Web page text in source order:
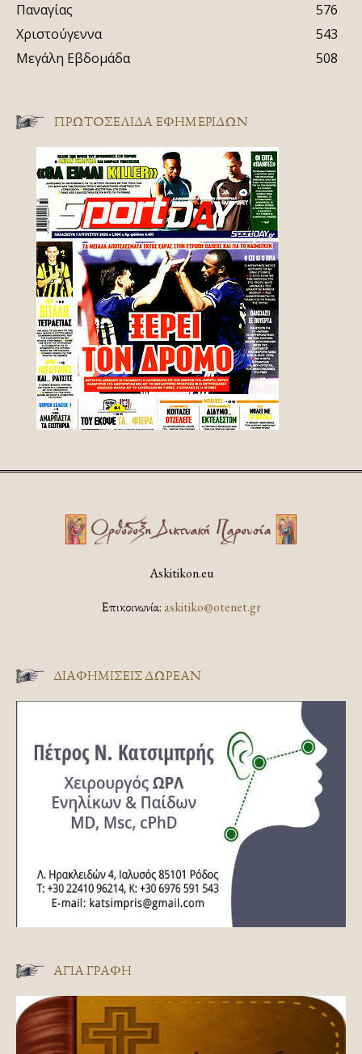
Παναγίας
576
Χριστούγεννα
543
Μεγάλη Εβδομάδα
508
ΠΡΩΤΟΣΈΛΙΔΑ ΕΦΗΜΕΡΊΔΩΝ
Askitikon.eu
Επικοινωνία:askitiko@otenet.gr
ΔΙΑΦΗΜΊΣΕΙΣ ΔΩΡΕΆΝ
ΑΓΊΑ ΓΡΑΦΉ